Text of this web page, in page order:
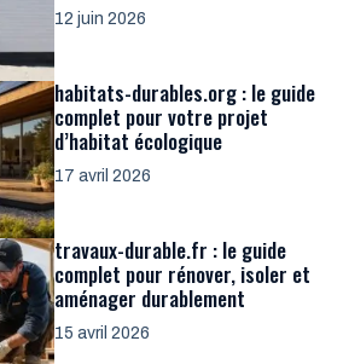
12 juin 2026
habitats-durables.org : le guide
complet pour votre projet
d’habitat écologique
17 avril 2026
travaux-durable.fr : le guide
complet pour rénover, isoler et
aménager durablement
15 avril 2026